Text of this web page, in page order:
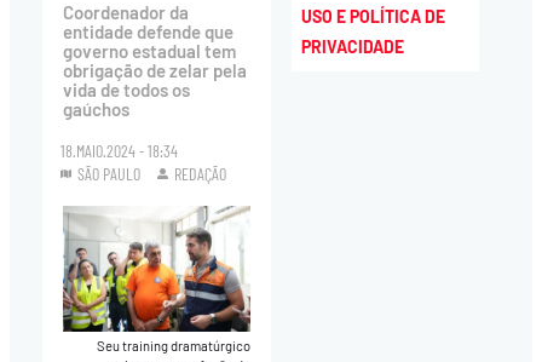
Coordenador da
entidade defende que
governo estadual tem
obrigação de zelar pela
vida de todos os
gaúchos
18.MAIO.2024 - 18:34
SÃO PAULO
REDAÇÃO
Seu training dramatúrgico
USO E POLÍTICA DE
PRIVACIDADE